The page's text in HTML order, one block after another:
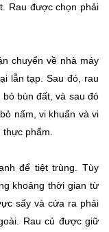
Rau được chọn phải
chuyển về nhà máy
lẫn tạp. Sau đó, rau
bùn đất, và sau đó
nấm, vi khuẩn và vi
phẩm.
để tiệt trùng. Tùy
khoảng thời gian từ
sấy và cửa ra phải
Rau củ được giữ